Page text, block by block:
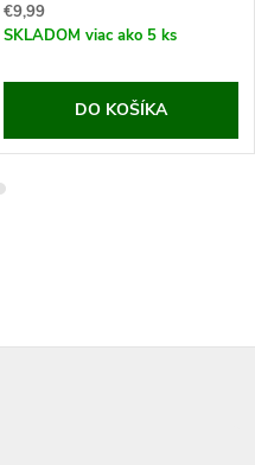
€9,99
SKLADOM viac ako 5 ks
DO KOŠÍKA